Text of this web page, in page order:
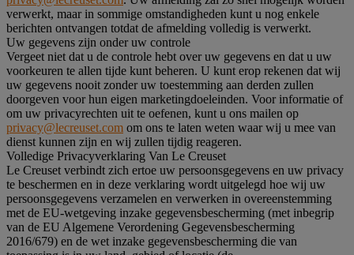
verwerkt, maar in sommige omstandigheden kunt u nog enkele
berichten ontvangen totdat de afmelding volledig is verwerkt.
Uw gegevens zijn onder uw controle
Vergeet niet dat u de controle hebt over uw gegevens en dat u uw
voorkeuren te allen tijde kunt beheren. U kunt erop rekenen dat wij
uw gegevens nooit zonder uw toestemming aan derden zullen
doorgeven voor hun eigen marketingdoeleinden. Voor informatie of
om uw privacyrechten uit te oefenen, kunt u ons mailen op
privacy@lecreuset.com om ons te laten weten waar wij u mee van
dienst kunnen zijn en wij zullen tijdig reageren.
Volledige Privacyverklaring Van Le Creuset
Le Creuset verbindt zich ertoe uw persoonsgegevens en uw privacy
te beschermen en in deze verklaring wordt uitgelegd hoe wij uw
persoonsgegevens verzamelen en verwerken in overeenstemming
met de EU-wetgeving inzake gegevensbescherming (met inbegrip
van de EU Algemene Verordening Gegevensbescherming
2016/679) en de wet inzake gegevensbescherming die van